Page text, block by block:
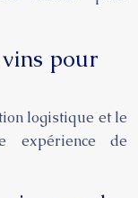
pour
logistique et le
expérience de